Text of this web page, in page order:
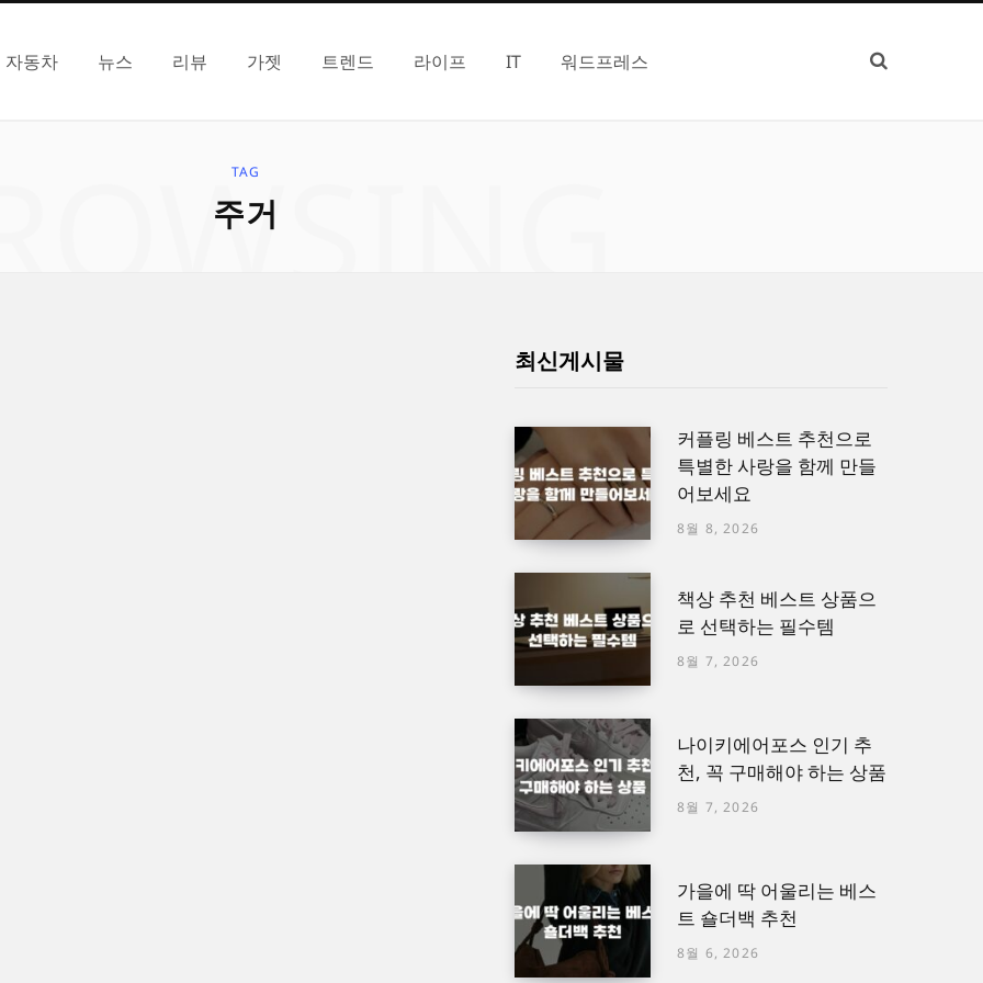
자동차 뉴스 리뷰 가젯 트렌드 라이프 IT 워드프레스
TAG
주거
최신게시물
커플링 베스트 추천으로
특별한 사랑을 함께 만들
어보세요
8월 8, 2026
책상 추천 베스트 상품으
로 선택하는 필수템
8월 7, 2026
나이키에어포스 인기 추
천, 꼭 구매해야 하는 상품
8월 7, 2026
가을에 딱 어울리는 베스
트 숄더백 추천
8월 6, 2026